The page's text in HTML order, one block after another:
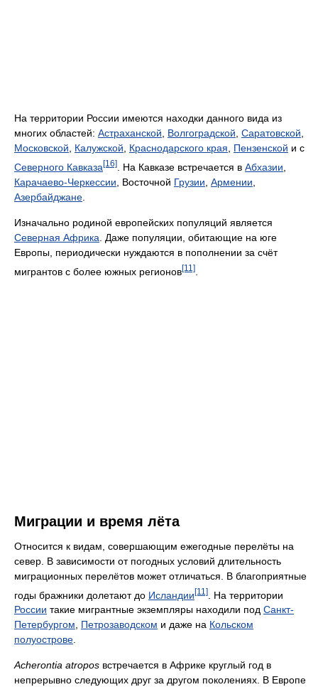
На территории России имеются находки данного вида из
многих областей: Астраханской, Волгоградской, Саратовской,
Московской, Калужской, Краснодарского края, Пензенской и с
Северного Кавказа [16] . На Кавказе встречается в Абхазии
Карачаево-Черкессии , Восточной Грузии Армении
Азербайджане
Изначально родиной европейских популяций является
Северная Африка . Даже популяции, обитающие на юге
Европы, периодически нуждаются в пополнении за счёт
мигрантов с более южных регионов[11]
Миграции и время лёта
Относится к видам, совершающим ежегодные перелёты на
север. В зависимости от погодных условий длительность
миграционных перелётов может отличаться. В благоприятные
годы бражники долетают до Исландии[11]
. На территории
России такие мигрантные экземпляры находили под Санкт-
Петербургом, Петрозаводском и даже на Кольском
полуострове.
Acherontia atropos встречается в Африке круглый год в
непрерывно следующих друг за другом поколениях. В Европе